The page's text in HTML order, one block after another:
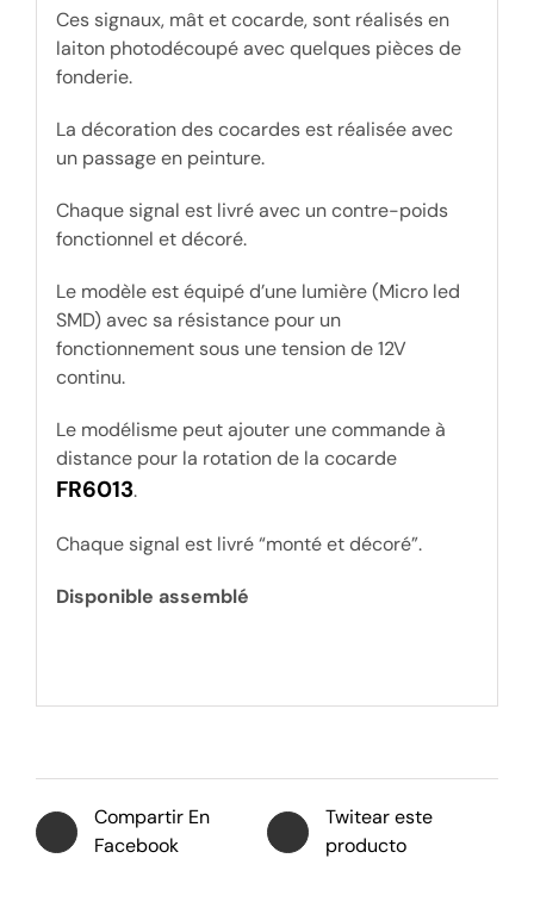
Ces signaux, mât et cocarde, sont réalisés en
laiton photodécoupé avec quelques pièces de
fonderie.
La décoration des cocardes est réalisée avec
un passage en peinture.
Chaque signal est livré avec un contre-poids
fonctionnel et décoré.
Le modèle est équipé d’une lumière (Micro led
SMD) avec sa résistance pour un
fonctionnement sous une tension de 12V
continu.
Le modélisme peut ajouter une commande à
distance pour la rotation de la cocarde
FR6013.
Chaque signal est livré “monté et décoré”.
Disponible assemblé
Compartir En
Facebook
Twitear este
producto